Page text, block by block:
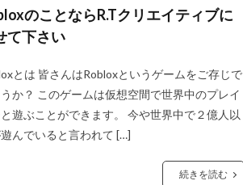
のことならR.Tクリエイティブに
て下さい
とは 皆さんはRobloxというゲームをご存じで
うか？ このゲームは仮想空間で世界中のプレイ
遊ぶことができます。 今や世界中で２億人以
んでいると言われて […]
続きを読む